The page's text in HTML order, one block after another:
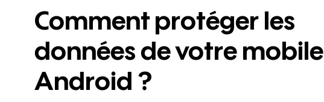
Comment protéger les
données de votre mobile
Android ?